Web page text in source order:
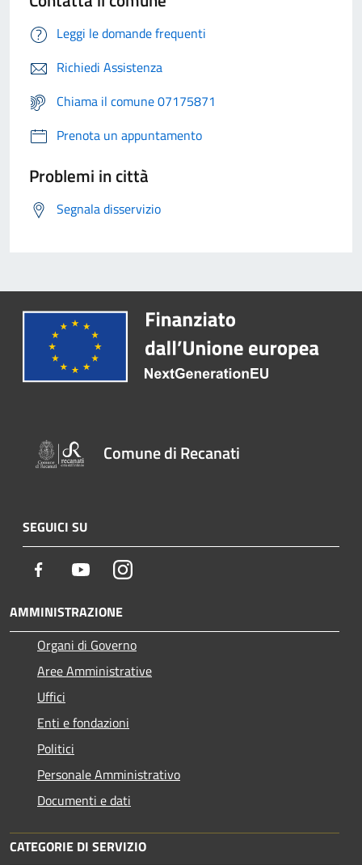
Leggi le domande frequenti
Richiedi Assistenza
Chiama il comune 07175871
Prenota un appuntamento
Problemi in città
Segnala disservizio
Comune di Recanati
SEGUICI SU
Facebook YoutubeInstagram
AMMINISTRAZIONE
Organi di Governo
Aree Amministrative
Uffici
Enti e fondazioni
Politici
Personale Amministrativo
Documenti e dati
CATEGORIE DI SERVIZIO